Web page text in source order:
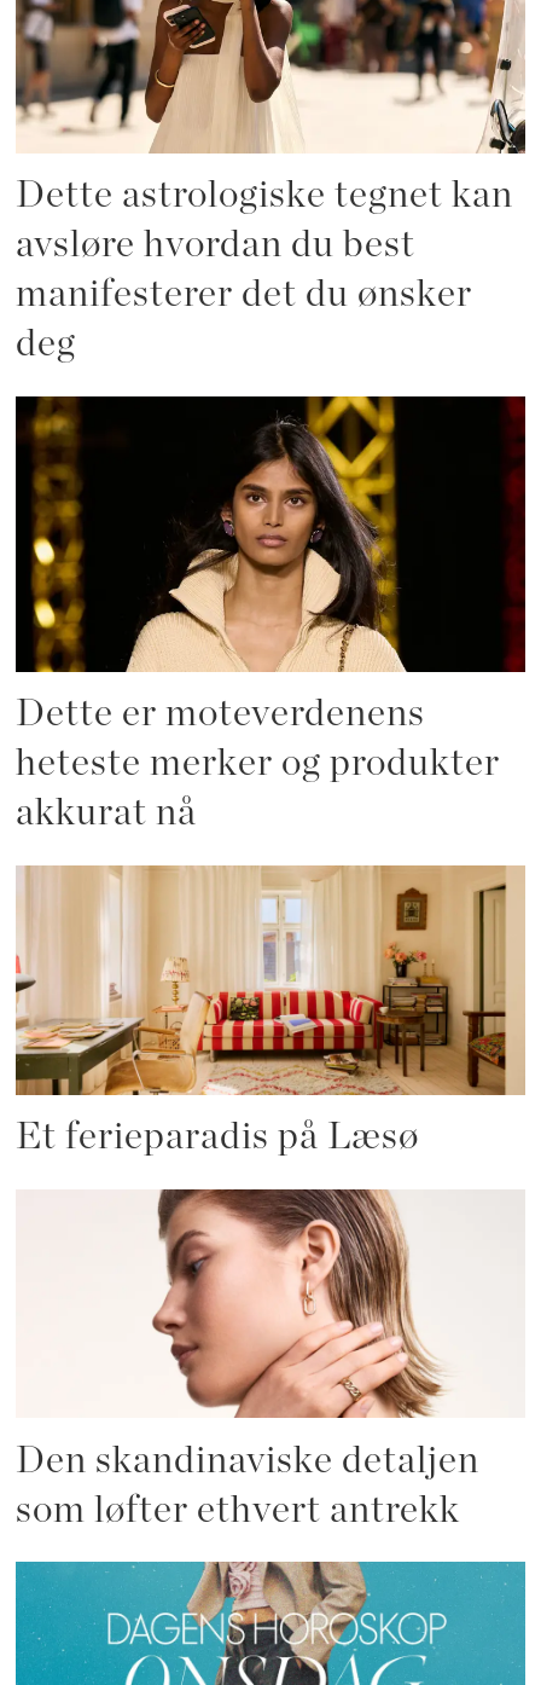
Dette astrologiske tegnet kan
avsløre hvordan du best
manifesterer det du ønsker
deg
Dette er moteverdenens
heteste merker og produkter
akkurat nå
Et ferieparadis på Læsø
Den skandinaviske detaljen
som løfter ethvert antrekk